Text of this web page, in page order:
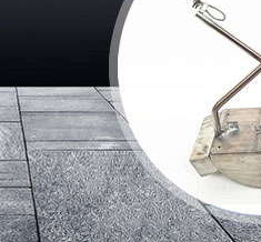
HY-F10型便携式明渠流量计